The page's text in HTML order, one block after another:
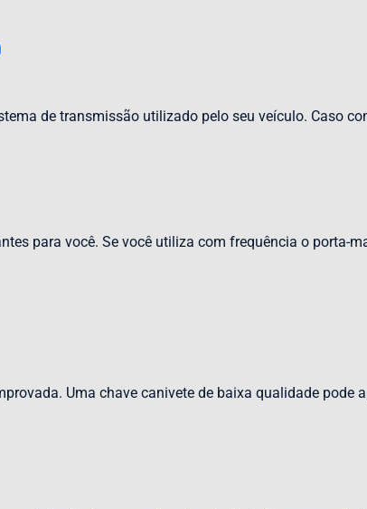
de transmissão utilizado pelo seu veículo. Caso
para você. Se você utiliza com frequência o porta-
Uma chave canivete de baixa qualidade